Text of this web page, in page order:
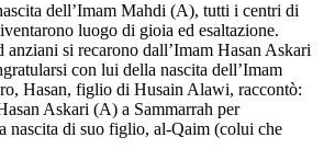
dell’Imam Mahdi (A), tutti i centri di
luogo di gioia ed esaltazione.
anziani si recarono dall’Imam Hasan Askari
con lui della nascita dell’Imam
Hasan, figlio di Husain Alawi, raccontò:
Askari (A) a Sammarrah per
nascita di suo figlio, al-Qaim (colui che